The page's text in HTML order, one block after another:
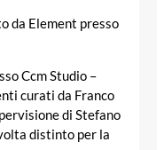
da Element presso
Ccm Studio –
curati da Franco
di Stefano
distinto per la